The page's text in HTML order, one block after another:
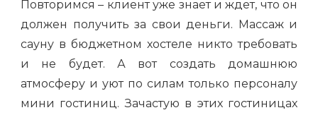
Повторимся – клиент уже знает и ждет, что он
должен получить за свои деньги. Массаж и
сауну в бюджетном хостеле никто требовать
и не будет. А вот создать домашнюю
атмосферу и уют по силам только персоналу
мини гостиниц. Зачастую в этих гостиницах